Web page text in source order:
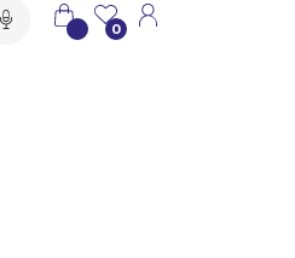
0